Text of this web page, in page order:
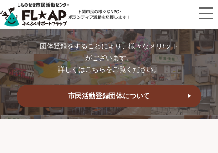
団体登録をすることにより、様々なメリfット
がございます。
詳しくはこちらをご覧ください。
市民活動登録団体について